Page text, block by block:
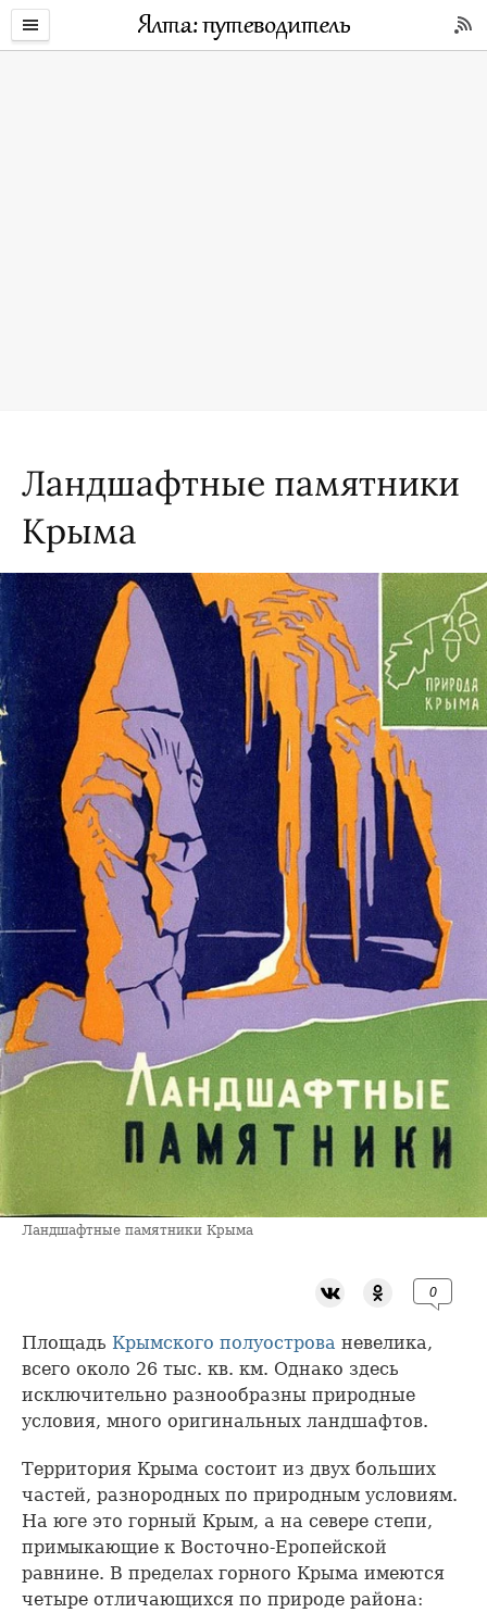
Ландшафтные памятники
Крыма
Ландшафтные памятники Крыма
0
Площадь Крымского полуострова невелика,
всего около 26 тыс. кв. км. Однако здесь
исключительно разнообразны природные
условия, много оригинальных ландшафтов.
Территория Крыма состоит из двух больших
частей, разнородных по природным условиям.
На юге это горный Крым, а на севере степи,
примыкающие к Восточно-Еропейской
равнине. В пределах горного Крыма имеются
четыре отличающихся по природе района: